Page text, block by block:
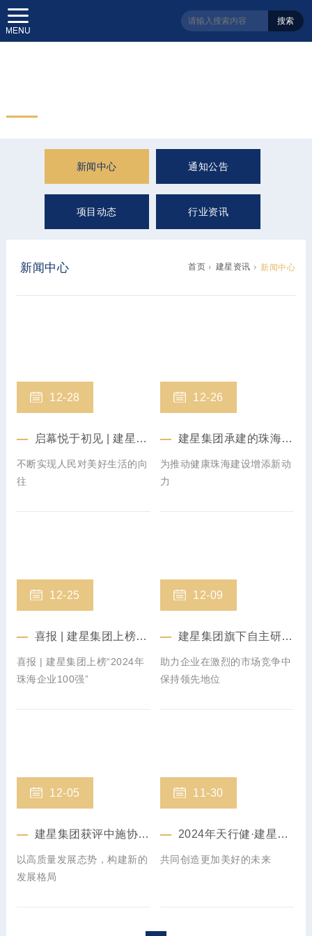
搜索
新闻中心 通知公告
项目动态 行业资讯
新闻中心 首页 建星资讯 新闻中心
12-28
启幕悦于初见 | 建星集团承建的世荣万达广场盛大开业
不断实现人民对美好生活的向
往
12-26
建星集团承建的珠海市人民医院主体综合楼项目（一期）顺利封顶
为推动健康珠海建设增添新动
力
12-25
喜报 | 建星集团上榜“2024年珠海企业100强”
喜报 | 建星集团上榜“2024年
珠海企业100强”
12-09
建星集团旗下自主研发产品获评“广东省名优高新技术产品”称号
助力企业在激烈的市场竞争中
保持领先地位
12-05
建星集团获评中施协“企业信用评价AAA级信用企业”
以高质量发展态势，构建新的
发展格局
11-30
2024年天行健·建星卓越工程人才奖学金颁奖仪式在同济大学顺利举行
共同创造更加美好的未来